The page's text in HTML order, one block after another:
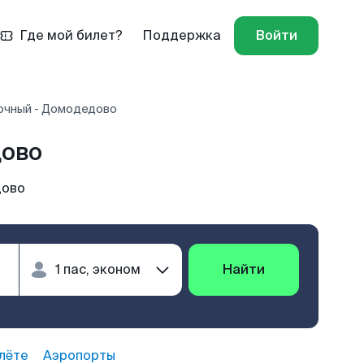
Где мой билет? Поддержка Войти
- Домодедово
Найти
Аэропорты